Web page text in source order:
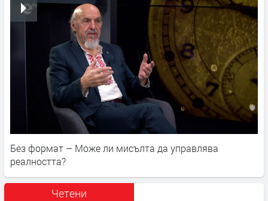
Без формат – Може ли мисълта да управлява
реалността?
Четени